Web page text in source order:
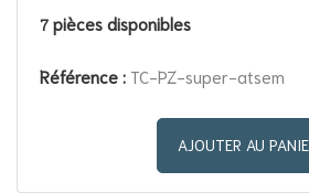
7 pièces disponibles
Référence : TC-PZ-super-atsem
AJOUTER AU